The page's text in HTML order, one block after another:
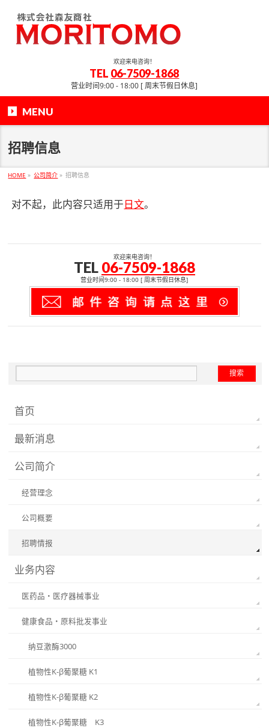
欢迎来电咨询！
TEL 06-7509-1868
营业时间9:00 - 18:00 [ 周末节假日休息]
MENU
招聘信息
HOME » 公司简介 » 招聘信息
对不起，此内容只适用于日文。
欢迎来电咨询！
TEL 06-7509-1868
营业时间9:00 - 18:00 [ 周末节假日休息]
首页
最新消息
公司简介
经营理念
公司概要
招聘情报
业务内容
医药品・医疗器械事业
健康食品・原料批发事业
纳豆激酶3000
植物性K-β葡聚糖 K1
植物性K-β葡聚糖 K2
植物性K-β葡聚糖 K3